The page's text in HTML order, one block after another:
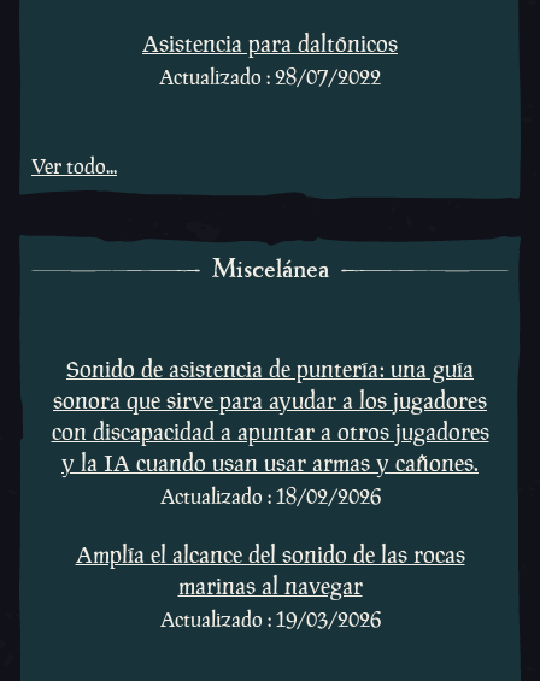
Asistencia para daltónicos
Actualizado : 28/07/2022
Ver todo...
Miscelánea
Sonido de asistencia de puntería: una guía
sonora que sirve para ayudar a los jugadores
con discapacidad a apuntar a otros jugadores
y la IA cuando usan usar armas y cañones.
Actualizado : 18/02/2026
Amplía el alcance del sonido de las rocas
marinas al navegar
Actualizado : 19/03/2026